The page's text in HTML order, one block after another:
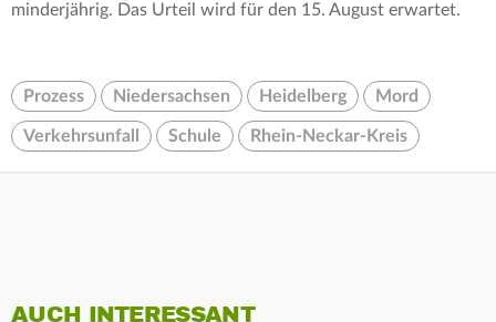
minderjährig. Das Urteil wird für den 15. August erwartet.
Prozess Niedersachsen Heidelberg Mord
Verkehrsunfall Schule Rhein-Neckar-Kreis
AUCH INTERESSANT